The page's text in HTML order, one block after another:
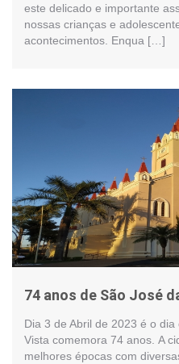
este delicado e importante
nossas crianças e
acontecimentos. Enqua […]
74 anos de São José
Dia 3 de Abril de 2023 é o
Vista comemora 74 anos. A
melhores épocas com